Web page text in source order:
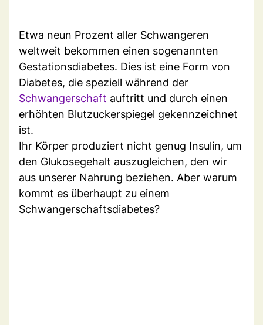
Etwa neun Prozent aller Schwangeren
weltweit bekommen einen sogenannten
Gestationsdiabetes. Dies ist eine Form von
Diabetes, die speziell während der
Schwangerschaft auftritt und durch einen
erhöhten Blutzuckerspiegel gekennzeichnet
ist.
Ihr Körper produziert nicht genug Insulin, um
den Glukosegehalt auszugleichen, den wir
aus unserer Nahrung beziehen. Aber warum
kommt es überhaupt zu einem
Schwangerschaftsdiabetes?